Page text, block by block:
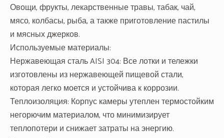
Овощи, фрукты, лекарственные травы, табак, чай,
мясо, колбасы, рыба, а также приготовление пастилы
и мясных джерков.
Используемые материалы:
Нержавеющая сталь AISI 304: Все лотки и тележки
изготовлены из нержавеющей пищевой стали,
которая легко моется и устойчива к коррозии.
Теплоизоляция: Корпус камеры утеплен термостойким
негорючим материалом, что минимизирует
теплопотери и снижает затраты на энергию.